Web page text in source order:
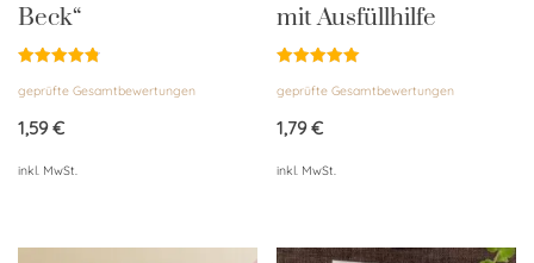
Beck“
mit
von 5
geprüfte Gesamtbewertungen
1,59€
inkl. MwSt.
mit Ausfüllhilfe
mit
von 5
geprüfte Gesamtbewertungen
1,79€
inkl. MwSt.